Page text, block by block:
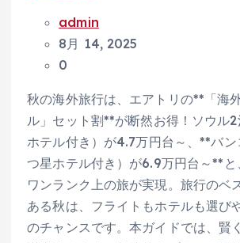
admin
8月 14, 2025
0
秋の海外旅行は、エアトリの**「海
ル」セット割**が断然お得！ソウル
ホテル付き）が4.7万円台～、**バ
つ星ホテル付き）が6.9万円台～**
ワンランク上の旅が実現。旅行のベ
ある秋は、フライトもホテルも選び
のチャンスです。本ガイドでは、賢